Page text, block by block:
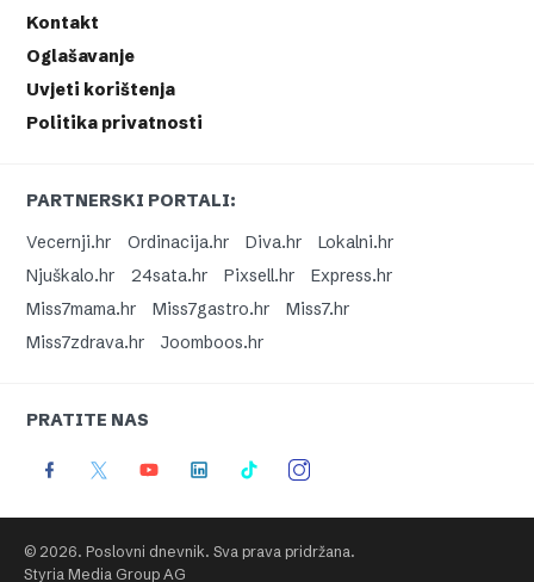
Kontakt
Oglašavanje
Uvjeti korištenja
Politika privatnosti
PARTNERSKI PORTALI:
Vecernji.hr
Ordinacija.hr Diva.hr
Lokalni.hr
Njuškalo.hr
24sata.hr Pixsell.hr
Express.hr
Miss7mama.hr
Miss7gastro.hr
Miss7.hr
Miss7zdrava.hr
Joomboos.hr
PRATITE NAS
© 2026. Poslovni dnevnik. Sva prava pridržana.
Styria Media Group AG